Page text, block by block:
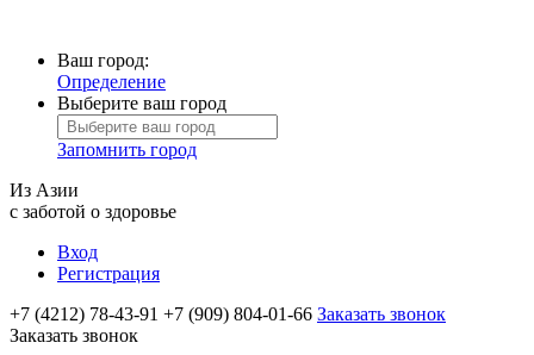
Ваш город:
Определение
Выберите ваш город
Запомнить город
Из Азии
с заботой о здоровье
Вход
Регистрация
+7 (4212) 78-43-91 +7 (909) 804-01-66 Заказать звонок
Заказать звонок